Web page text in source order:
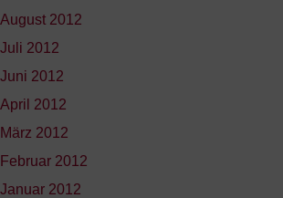
August 2012
Juli 2012
Juni 2012
April 2012
März 2012
Februar 2012
Januar 2012